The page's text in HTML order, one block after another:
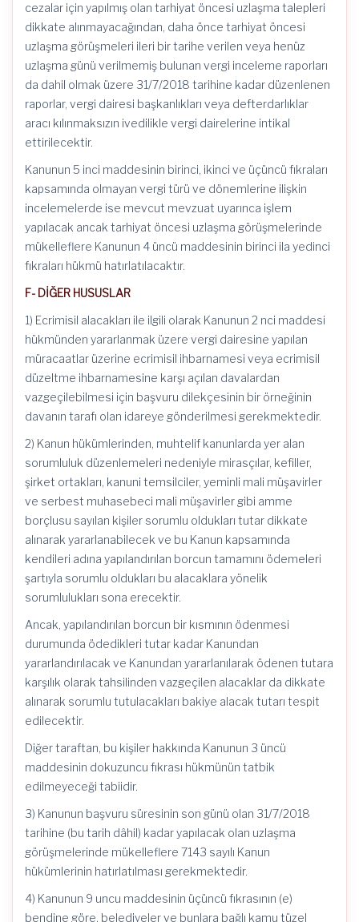
cezalar için yapılmış olan tarhiyat öncesi uzlaşma talepleri
dikkate alınmayacağından, daha önce tarhiyat öncesi
uzlaşma görüşmeleri ileri bir tarihe verilen veya henüz
uzlaşma günü verilmemiş bulunan vergi inceleme raporları
da dahil olmak üzere 31/7/2018 tarihine kadar düzenlenen
raporlar, vergi dairesi başkanlıkları veya defterdarlıklar
aracı kılınmaksızın ivedilikle vergi dairelerine intikal
ettirilecektir.
Kanunun 5 inci maddesinin birinci, ikinci ve üçüncü fıkraları
kapsamında olmayan vergi türü ve dönemlerine ilişkin
incelemelerde ise mevcut mevzuat uyarınca işlem
yapılacak ancak tarhiyat öncesi uzlaşma görüşmelerinde
mükelleflere Kanunun 4 üncü maddesinin birinci ila yedinci
fıkraları hükmü hatırlatılacaktır.
F- DİĞER HUSUSLAR
1) Ecrimisil alacakları ile ilgili olarak Kanunun 2 nci maddesi
hükmünden yararlanmak üzere vergi dairesine yapılan
müracaatlar üzerine ecrimisil ihbarnamesi veya ecrimisil
düzeltme ihbarnamesine karşı açılan davalardan
vazgeçilebilmesi için başvuru dilekçesinin bir örneğinin
davanın tarafı olan idareye gönderilmesi gerekmektedir.
2) Kanun hükümlerinden, muhtelif kanunlarda yer alan
sorumluluk düzenlemeleri nedeniyle mirasçılar, kefiller,
şirket ortakları, kanuni temsilciler, yeminli mali müşavirler
ve serbest muhasebeci mali müşavirler gibi amme
borçlusu sayılan kişiler sorumlu oldukları tutar dikkate
alınarak yararlanabilecek ve bu Kanun kapsamında
kendileri adına yapılandırılan borcun tamamını ödemeleri
şartıyla sorumlu oldukları bu alacaklara yönelik
sorumlulukları sona erecektir.
Ancak, yapılandırılan borcun bir kısmının ödenmesi
durumunda ödedikleri tutar kadar Kanundan
yararlandırılacak ve Kanundan yararlanılarak ödenen tutara
karşılık olarak tahsilinden vazgeçilen alacaklar da dikkate
alınarak sorumlu tutulacakları bakiye alacak tutarı tespit
edilecektir.
Diğer taraftan, bu kişiler hakkında Kanunun 3 üncü
maddesinin dokuzuncu fıkrası hükmünün tatbik
edilmeyeceği tabiidir.
3) Kanunun başvuru süresinin son günü olan 31/7/2018
tarihine (bu tarih dâhil) kadar yapılacak olan uzlaşma
görüşmelerinde mükelleflere 7143 sayılı Kanun
hükümlerinin hatırlatılması gerekmektedir.
4) Kanunun 9 uncu maddesinin üçüncü fıkrasının (e)
bendine göre, belediyeler ve bunlara bağlı kamu tüzel